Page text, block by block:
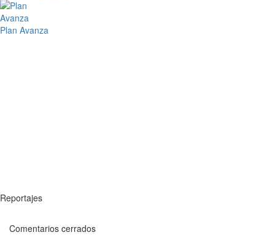
Plan Avanza
Reportajes
Comentarios cerrados